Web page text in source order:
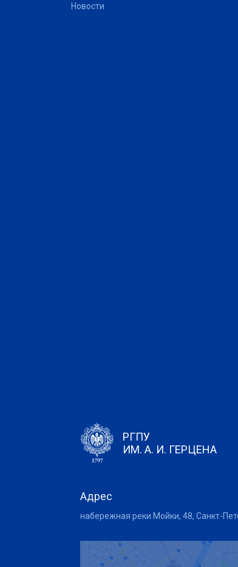
Новости
РГПУ
ИМ. А. И. ГЕРЦЕНА
Адрес
набережная реки Мойки, 48, Санкт-